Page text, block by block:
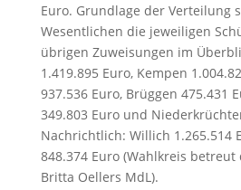
Euro. Grundlage der Verteilung
Wesentlichen die jeweiligen
übrigen Zuweisungen im
1.419.895 Euro, Kempen
937.536 Euro, Brüggen 475.431
349.803 Euro und
Nachrichtlich: Willich 1.265.514
848.374 Euro (Wahlkreis
Britta Oellers MdL).